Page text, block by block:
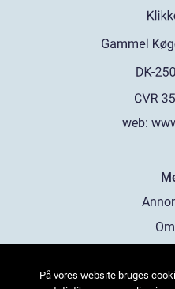
web:
På vores website bruges